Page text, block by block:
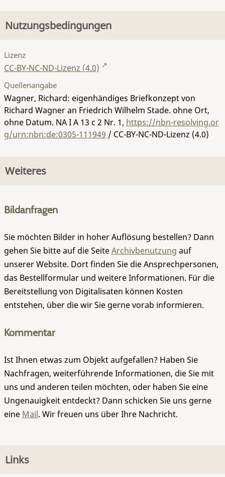
Nutzungsbedingungen
Lizenz
CC-BY-NC-ND-Lizenz (4.0)
Quellenangabe
Wagner, Richard: eigenhändiges Briefkonzept von
Richard Wagner an Friedrich Wilhelm Stade. ohne Ort,
ohne Datum. NA I A 13 c 2 Nr. 1, https://nbn-resolving.or
g/urn:nbn:de:0305-111949 / CC-BY-NC-ND-Lizenz (4.0)
Weiteres
Bildanfragen
Sie möchten Bilder in hoher Auflösung bestellen? Dann
gehen Sie bitte auf die SeiteArchivbenutzung auf
unserer Website. Dort finden Sie die Ansprechpersonen,
das Bestellformular und weitere Informationen. Für die
Bereitstellung von Digitalisaten können Kosten
entstehen, über die wir Sie gerne vorab informieren.
Kommentar
Ist Ihnen etwas zum Objekt aufgefallen? Haben Sie
Nachfragen, weiterführende Informationen, die Sie mit
uns und anderen teilen möchten, oder haben Sie eine
Ungenauigkeit entdeckt? Dann schicken Sie uns gerne
eine Mail. Wir freuen uns über Ihre Nachricht.
Links